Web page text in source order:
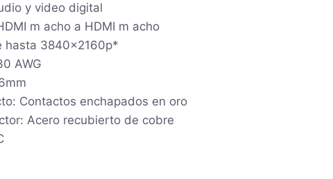
y video digital
m acho a HDMI m acho
hasta 3840x2160p*
AWG
Contactos enchapados en oro
Acero recubierto de cobre